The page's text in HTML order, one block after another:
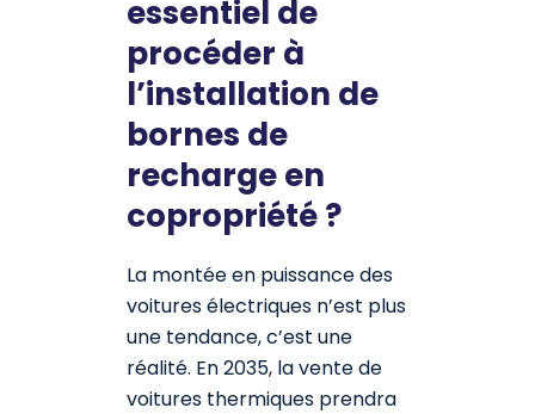
essentiel de
procéder à
l’installation de
bornes de
recharge en
copropriété ?
La montée en puissance des
voitures électriques n’est plus
une tendance, c’est une
réalité. En 2035, la vente de
voitures thermiques prendra